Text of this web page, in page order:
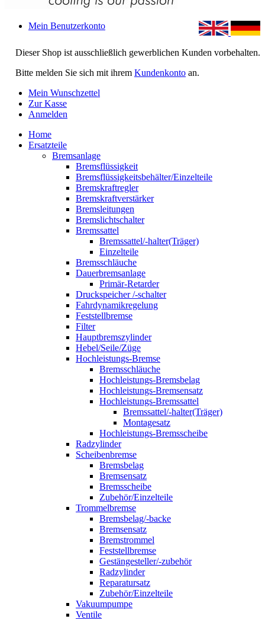
Dieser Shop ist ausschließlich gewerblichen Kunden vorbehalten.
Bitte melden Sie sich mit ihrem Kundenkonto an.
Mein Benutzerkonto
Mein Wunschzettel
Zur Kasse
Anmelden
Home
Ersatzteile
Bremsanlage
Bremsflüssigkeit
Bremsflüssigkeitsbehälter/Einzelteile
Bremskraftregler
Bremskraftverstärker
Bremsleitungen
Bremslichtschalter
Bremssattel
Bremssattel/-halter(Träger)
Einzelteile
Bremsschläuche
Dauerbremsanlage
Primär-Retarder
Druckspeicher /-schalter
Fahrdynamikregelung
Feststellbremse
Filter
Hauptbremszylinder
Hebel/Seile/Züge
Hochleistungs-Bremse
Bremsschläuche
Hochleistungs-Bremsbelag
Hochleistungs-Bremsensatz
Hochleistungs-Bremssattel
Bremssattel/-halter(Träger)
Montagesatz
Hochleistungs-Bremsscheibe
Radzylinder
Scheibenbremse
Bremsbelag
Bremsensatz
Bremsscheibe
Zubehör/Einzelteile
Trommelbremse
Bremsbelag/-backe
Bremsensatz
Bremstrommel
Feststellbremse
Gestängesteller/-zubehör
Radzylinder
Reparatursatz
Zubehör/Einzelteile
Vakuumpumpe
Ventile